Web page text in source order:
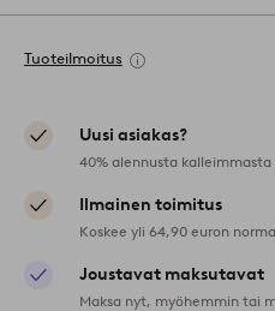
Tuoteilmoitus
Uusi asiakas?
40% alennusta
Ilmainen toimitus
Koskee yli 64,90 euron
Joustavat maksutavat
Maksa nyt, myöhemmin tai